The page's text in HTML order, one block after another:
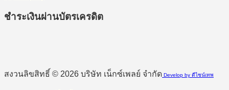
ชำระเงินผ่านบัตรเครดิต
สงวนลิขสิทธิ์ © 2026 บริษัท เน็กซ์เพลย์ จำกัด Develop by ดีไซน์เทพ